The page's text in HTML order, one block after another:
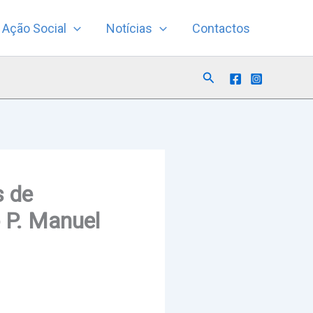
Ação Social Notícias Contactos
Search
de
Manuel